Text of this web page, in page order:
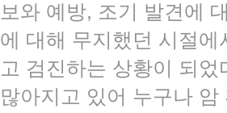
보와 예방, 조기 발견에
에 대해 무지했던 시절
고 검진하는 상황이 되
많아지고 있어 누구나